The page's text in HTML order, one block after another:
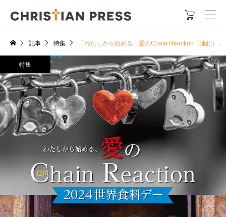

記事 特集 「わたしから始める、愛のChain Reaction（連鎖
特集